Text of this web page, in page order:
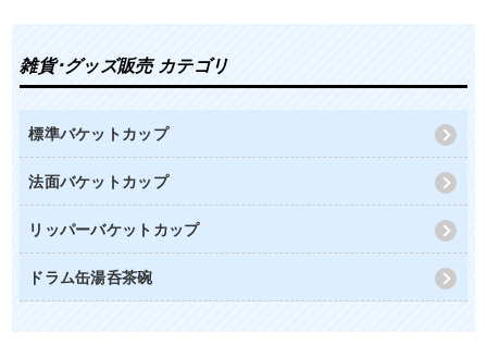
雑貨･グッズ販売 カテゴリ
標準バケットカップ
法面バケットカップ
リッパーバケットカップ
ドラム缶湯呑茶碗